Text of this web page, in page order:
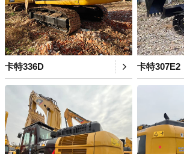
卡特336D 卡特307E2